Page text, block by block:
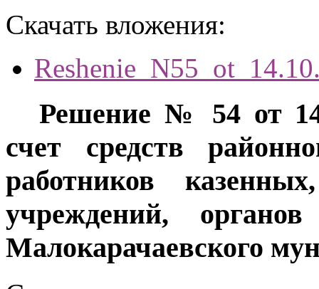
Скачать вложения:
Решение № 54 от
счет средств
работников
учреждений,
Малокарачаевского